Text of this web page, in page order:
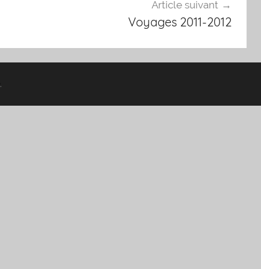
Article suivant
Voyages 2011-2012
.